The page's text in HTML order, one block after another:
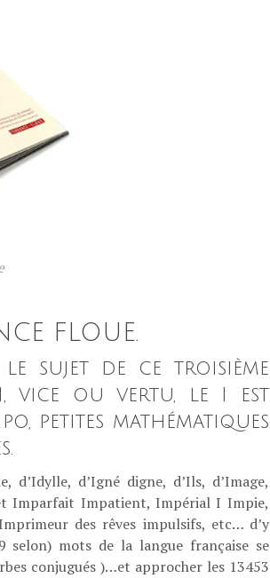
FLOUE.
le sujet de ce troisième
vice ou vertu, le I est
petites mathématiques
d’Igné digne, d’Ils, d’Image,
et Imparfait Impatient, Impérial I Impie,
des rêves impulsifs, etc… d’y
mots de la langue française se
conjugués )…et approcher les 13453